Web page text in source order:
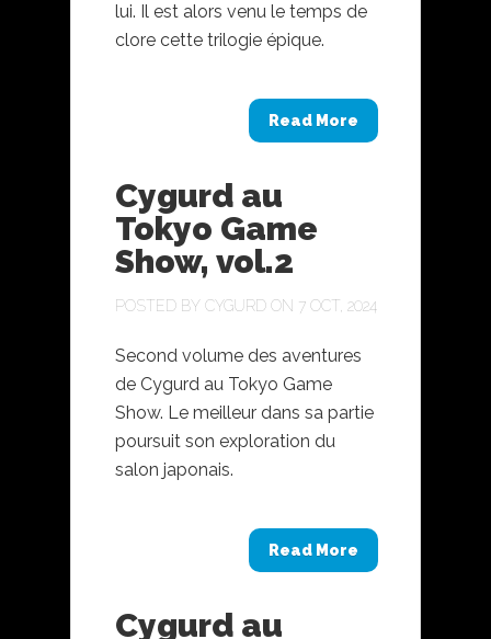
lui. Il est alors venu le temps de
clore cette trilogie épique.
Read More
Cygurd au
Tokyo Game
Show, vol.2
POSTED BY CYGURD ON 7 OCT, 2024
Second volume des aventures
de Cygurd au Tokyo Game
Show. Le meilleur dans sa partie
poursuit son exploration du
salon japonais.
Read More
Cygurd au